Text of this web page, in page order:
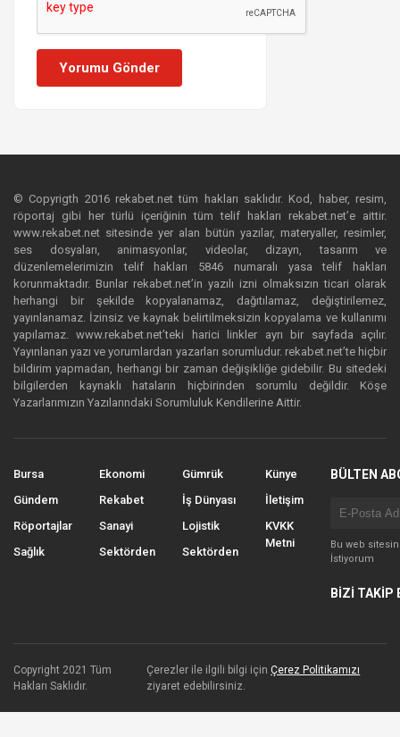
Yorumu Gönder
© Copyrigth 2016 rekabet.net tüm hakları saklıdır. Kod, haber, resim,
röportaj gibi her türlü içeriğinin tüm telif hakları rekabet.net’e aittir.
www.rekabet.net sitesinde yer alan bütün yazılar, materyaller, resimler,
ses dosyaları, animasyonlar, videolar, dizayn, tasarım ve
düzenlemelerimizin telif hakları 5846 numaralı yasa telif hakları
korunmaktadır. Bunlar rekabet.net’in yazılı izni olmaksızın ticari olarak
herhangi bir şekilde kopyalanamaz, dağıtılamaz, değiştirilemez,
yayınlanamaz. İzinsiz ve kaynak belirtilmeksizin kopyalama ve kullanımı
yapılamaz. www.rekabet.net’teki harici linkler ayrı bir sayfada açılır.
Yayınlanan yazı ve yorumlardan yazarları sorumludur. rekabet.net’te hiçbir
bildirim yapmadan, herhangi bir zaman değişikliğe gidebilir. Bu sitedeki
bilgilerden kaynaklı hataların hiçbirinden sorumlu değildir. Köşe
Yazarlarımızın Yazılarındaki Sorumluluk Kendilerine Aittir.
Bursa
Gündem
Röportajlar
Sağlık
Ekonomi
Rekabet
Sanayi
Sektörden
Gümrük
İş Dünyası
Lojistik
Sektörden
Künye
İletişim
KVKK
Metni
BÜLTEN
Bu web
İstiyorum
BİZİ TAKİP
Copyright 2021 Tüm
Hakları Saklıdır.
Çerezler ile ilgili bilgi içinÇerez Politikamızı
ziyaret edebilirsiniz.